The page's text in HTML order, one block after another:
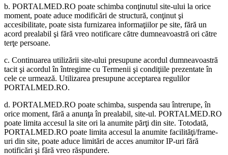
b. PORTALMED.RO poate schimba conţinutul site-ului la orice
moment, poate aduce modificări de structură, conţinut şi
accesibilitate, poate sista furnizarea informaţiilor pe site, fără un
acord prealabil şi fără vreo notificare către dumneavoastră ori către
terţe persoane.
c. Continuarea utilizării site-ului presupune acordul dumneavoastră
tacit şi acordul în întregime cu Termenii şi condiţiile prezentate în
cele ce urmează. Utilizarea presupune acceptarea regulilor
PORTALMED.RO.
d. PORTALMED.RO poate schimba, suspenda sau întrerupe, în
orice moment, fără a anunţa în prealabil, site-ul. PORTALMED.RO
poate limita accesul la site ori la anumite părţi din site. Totodată,
PORTALMED.RO poate limita accesul la anumite facilităţi/frame-
uri din site, poate aduce limitări de acces anumitor IP-uri fără
notificări şi fără vreo răspundere.